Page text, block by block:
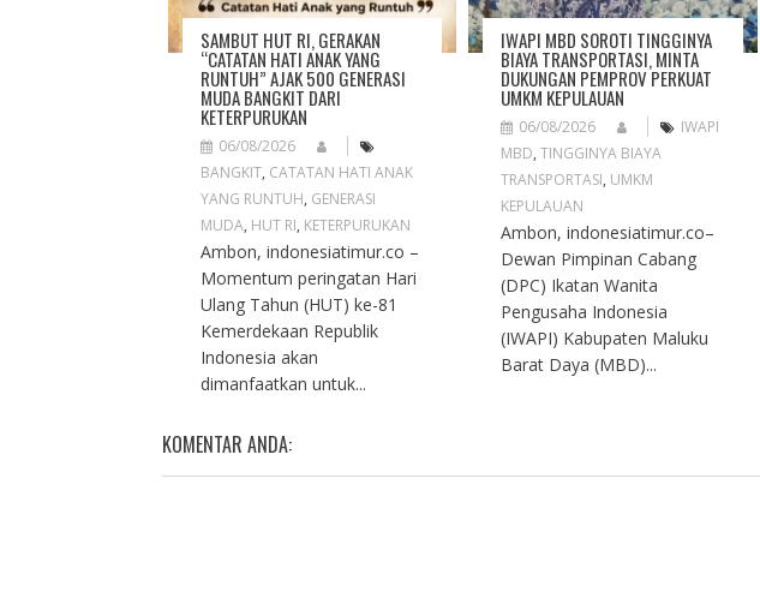
O
N
SAMBUT HUT RI, GERAKAN
“CATATAN HATI ANAK YANG
RUNTUH” AJAK 500 GENERASI
MUDA BANGKIT DARI
KETERPURUKAN
06/08/2026
BANGKIT, CATATAN HATI ANAK
YANG RUNTUH, GENERASI
MUDA, HUT RI, KETERPURUKAN
Ambon, indonesiatimur.co –
Momentum peringatan Hari
Ulang Tahun (HUT) ke-81
Kemerdekaan Republik
Indonesia akan
dimanfaatkan untuk...
IWAPI MBD SOROTI TINGGINYA
BIAYA TRANSPORTASI, MINTA
DUKUNGAN PEMPROV PERKUAT
UMKM KEPULAUAN
06/08/2026
IWAPI
MBD,TINGGINYA BIAYA
TRANSPORTASI, UMKM
KEPULAUAN
Ambon, indonesiatimur.co–
Dewan Pimpinan Cabang
(DPC) Ikatan Wanita
Pengusaha Indonesia
(IWAPI) Kabupaten Maluku
Barat Daya (MBD)...
KOMENTAR ANDA: